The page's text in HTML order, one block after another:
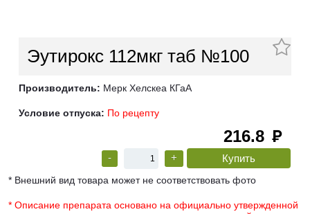
Эутирокс 112мкг таб №100
Производитель: Мерк Хелскеа КГаА
Условие отпуска: По рецепту
216.8 руб
- +
* Внешний вид товара может не соответствовать фото
* Описание препарата основано на официально утвержденной